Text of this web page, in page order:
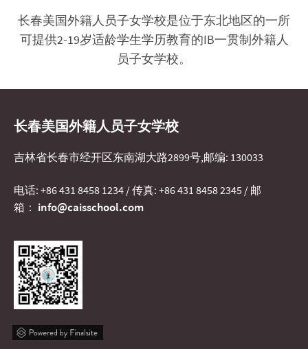
长春美国外籍人员子女学校是位于东北地区的一所
可提供2-19岁适龄学生学历教育的IB一贯制外籍人
员子女学校。
长春美国外籍人员子女学校
吉林省长春市经开区东南湖大路2899号,邮编: 130033
电话: +86 431 8458 1234 / 传真: +86 431 8458 2345 / 邮
箱： info@caisschool.com